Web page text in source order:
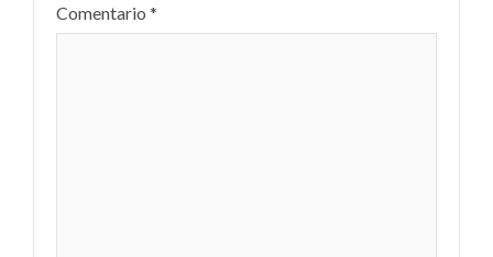
Comentario *